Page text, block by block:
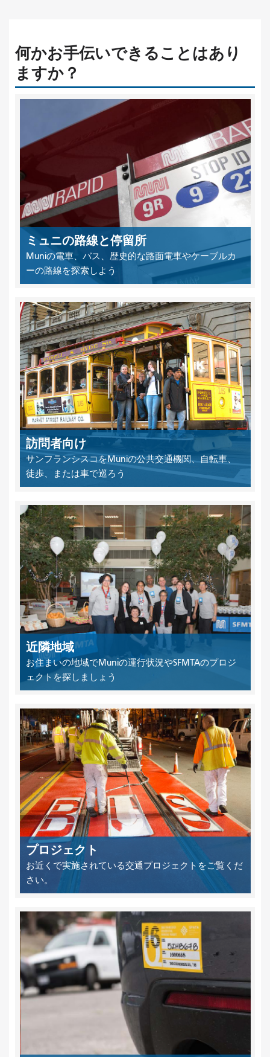
何かお手伝いできることはあり
ますか？
ミュニの路線と停留所
Muniの電車、バス、歴史的な路面電車やケーブルカ
ーの路線を探索しよう
訪問者向け
サンフランシスコをMuniの公共交通機関、自転車、
徒歩、または車で巡ろう
近隣地域
お住まいの地域でMuniの運行状況やSFMTAのプロジ
ェクトを探しましょう
プロジェクト
お近くで実施されている交通プロジェクトをご覧くだ
さい。